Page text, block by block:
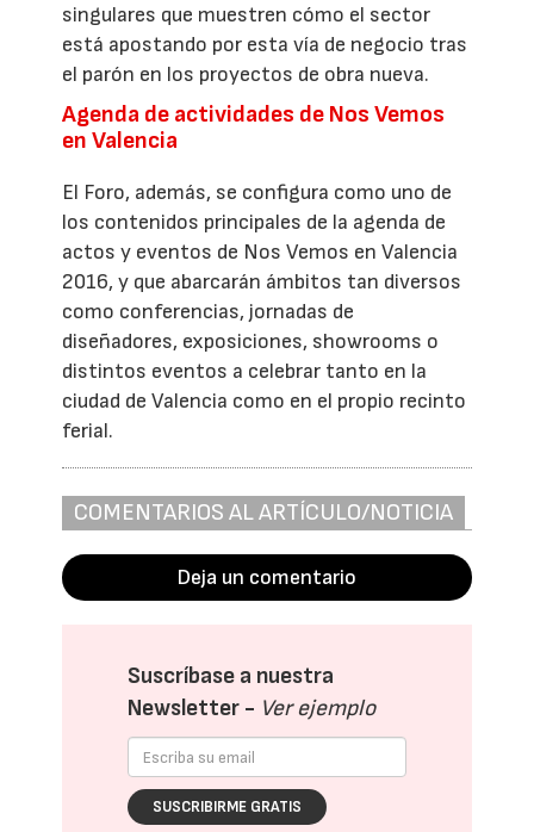
singulares que muestren cómo el sector
está apostando por esta vía de negocio tras
el parón en los proyectos de obra nueva.
Agenda de actividades de Nos Vemos
en Valencia
El Foro, además, se configura como uno de
los contenidos principales de la agenda de
actos y eventos de Nos Vemos en Valencia
2016, y que abarcarán ámbitos tan diversos
como conferencias, jornadas de
diseñadores, exposiciones, showrooms o
distintos eventos a celebrar tanto en la
ciudad de Valencia como en el propio recinto
ferial.
COMENTARIOS AL ARTÍCULO/NOTICIA
Deja un comentario
Suscríbase a nuestra
Newsletter - Ver ejemplo
SUSCRIBIRME GRATIS